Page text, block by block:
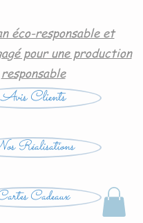
éco-responsable et
pour une production
responsable
Avis Clients
Réalisations
Cadeaux